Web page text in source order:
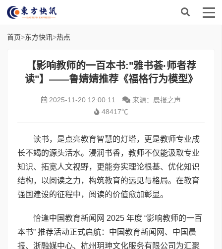
首页>东方快讯>热点
【影响教师的一百本书:"雅书荟·师者荐
读"】——鲁婧婧推荐《福格行为模型》
2025-11-20 12:00:11
来源：晨报之声
48417℃
读书，是点亮教育智慧的灯塔，更是教师专业成
长不竭的源头活水。浸润书香，教师不仅能汲取专业
知识、拓宽人文视野，更能夯实理论根基、优化知识
结构，以阅读之力，构筑教育的远见与格局。在教育
强国建设的征程中，阅读的价值愈加彰显。
恰逢中国教育新闻网 2025 年度 “影响教师的一百
本书” 推荐活动正式启航：中国教育新闻网、中国晨
报、浙融媒中心、杭州玥珅文化服务有限公司为汇聚